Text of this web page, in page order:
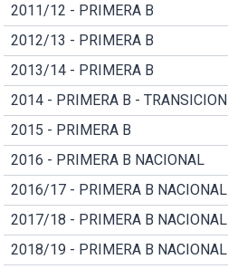
2011/12 - PRIMERA B
2012/13 - PRIMERA B
2013/14 - PRIMERA B
2014 - PRIMERA B - TRANSICION
2015 - PRIMERA B
2016 - PRIMERA B NACIONAL
2016/17 - PRIMERA B NACIONAL
2017/18 - PRIMERA B NACIONAL
2018/19 - PRIMERA B NACIONAL